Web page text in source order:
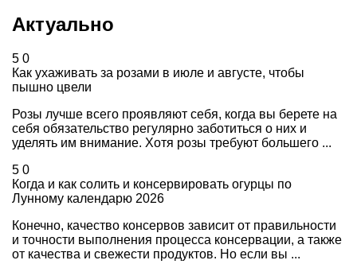
Актуально
5 0
Как ухаживать за розами в июле и августе, чтобы
пышно цвели
Розы лучше всего проявляют себя, когда вы берете на
себя обязательство регулярно заботиться о них и
уделять им внимание. Хотя розы требуют большего ...
5 0
Когда и как солить и консервировать огурцы по
Лунному календарю 2026
Конечно, качество консервов зависит от правильности
и точности выполнения процесса консервации, а также
от качества и свежести продуктов. Но если вы ...